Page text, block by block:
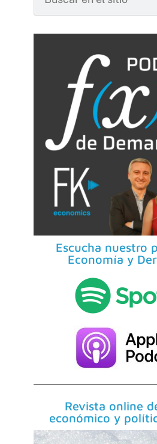
Escucha nuestro
Economía y
Revista online
económico y